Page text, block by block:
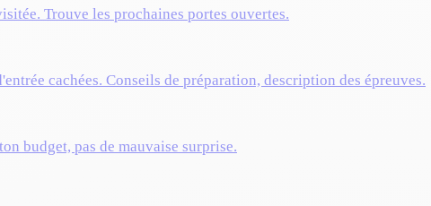
Trouve les prochaines portes ouvertes.
cachées. Conseils de préparation, description des épreuves.
budget, pas de mauvaise surprise.